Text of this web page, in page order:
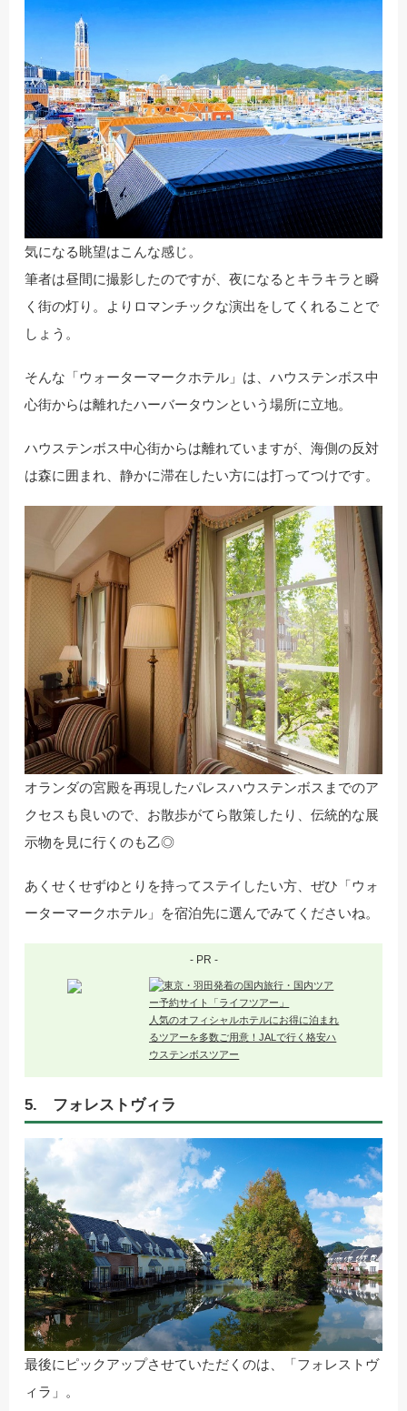
気になる眺望はこんな感じ。
筆者は昼間に撮影したのですが、夜になるとキラキラと瞬
く街の灯り。よりロマンチックな演出をしてくれることで
しょう。
そんな「ウォーターマークホテル」は、ハウステンボス中
心街からは離れたハーバータウンという場所に立地。
ハウステンボス中心街からは離れていますが、海側の反対
は森に囲まれ、静かに滞在したい方には打ってつけです。
オランダの宮殿を再現したパレスハウステンボスまでのア
クセスも良いので、お散歩がてら散策したり、伝統的な展
示物を見に行くのも乙◎
あくせくせずゆとりを持ってステイしたい方、ぜひ「ウォ
ーターマークホテル」を宿泊先に選んでみてくださいね。
- PR -
人気のオフィシャルホテルにお得に泊まれ
るツアーを多数ご用意！JALで行く格安ハ
ウステンボスツアー
5. フォレストヴィラ
最後にピックアップさせていただくのは、「フォレストヴ
ィラ」。